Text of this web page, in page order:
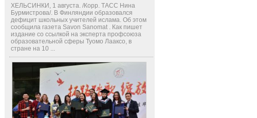
ХЕЛЬСИНКИ, 1 августа. /Корр. ТАСС Нина
Бурмистрова/. В Финляндии образовался
дефицит школьных учителей ислама. Об этом
сообщила газета Savon Sanomat . Как пишет
издание со ссылкой на эксперта профсоюза
образовательной сферы Туомо Лааксо, в
стране на 10 ...